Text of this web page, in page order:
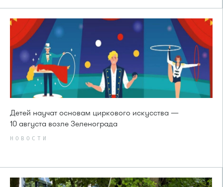
Детей научат основам циркового искусства —
10 августа возле Зеленограда
НОВОСТИ